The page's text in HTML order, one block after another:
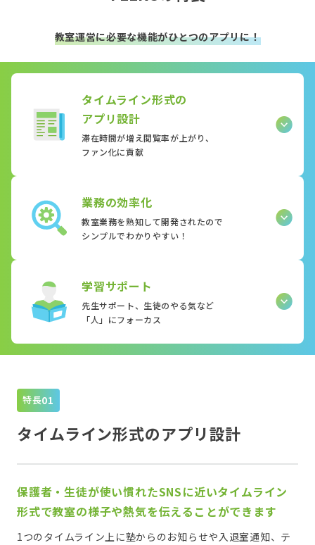
教室運営に必要な機能がひとつのアプリに！
タイムライン形式の
アプリ設計
滞在時間が増え閲覧率が上がり、
ファン化に貢献
業務の効率化
教室業務を熟知して開発されたので
シンプルでわかりやすい！
学習サポート
先生サポート、生徒のやる気など
「人」にフォーカス
特長
タイムライン形式のアプリ設計
保護者・生徒が使い慣れたSNSに近いタイムライン
形式で教室の様子や熱気を伝えることができます
1つのタイムライン上に塾からのお知らせや入退室通知、テ